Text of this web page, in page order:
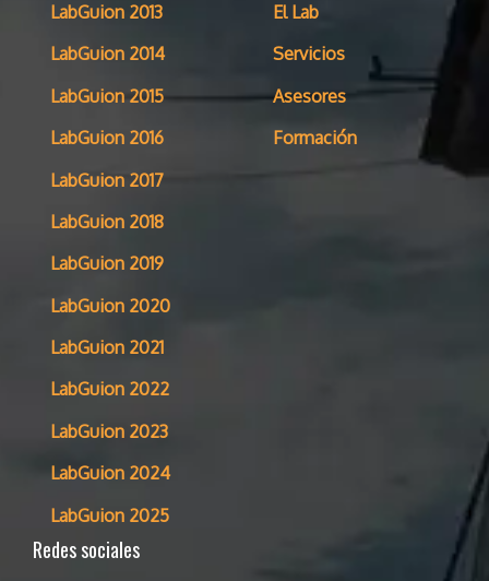
LabGuion 2013
LabGuion 2014
LabGuion 2015
LabGuion 2016
LabGuion 2017
LabGuion 2018
LabGuion 2019
LabGuion 2020
LabGuion 2021
LabGuion 2022
LabGuion 2023
LabGuion 2024
LabGuion 2025
El Lab
Servicios
Asesores
Formación
Redes sociales